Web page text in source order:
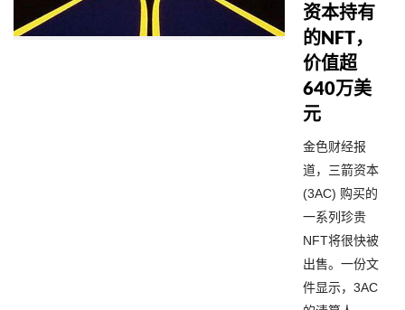
资本持有
的NFT，
价值超
640万美
元
金色财经报
道，三箭资本
(3AC) 购买的
一系列珍贵
NFT将很快被
出售。一份文
件显示，3AC